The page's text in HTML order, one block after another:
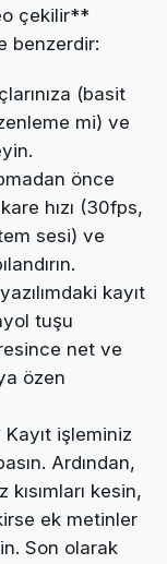
çekilir**
benzerdir:
(basit
mi) ve
önce
hızı (30fps,
sesi) ve
kayıt
tuşu
net ve
özen
işleminiz
Ardından,
kesin,
ek metinler
Son olarak